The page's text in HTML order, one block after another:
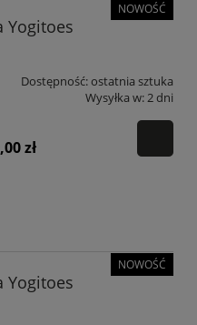
Yogitoes
Dostępność:ostatnia sztuka
Wysyłka w:2 dni
zł
NOWOŚĆ
Yogitoes
NOWOŚĆ